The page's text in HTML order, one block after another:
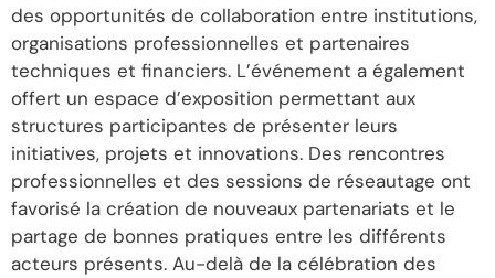
des opportunités de collaboration entre institutions,
organisations professionnelles et partenaires
techniques et financiers. L’événement a également
offert un espace d’exposition permettant aux
structures participantes de présenter leurs
initiatives, projets et innovations. Des rencontres
professionnelles et des sessions de réseautage ont
favorisé la création de nouveaux partenariats et le
partage de bonnes pratiques entre les différents
acteurs présents. Au-delà de la célébration des